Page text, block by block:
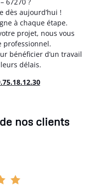
dès aujourd’hui !
à chaque étape.
projet, nous vous
professionnel.
bénéficier d’un travail
délais.
nos clients